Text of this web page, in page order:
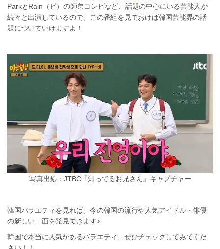
ParkとRain（ピ）の師弟コンビなど、話題の中心にいる芸能人が
続々と出演しているので、この番組を見ておけば韓国芸能界の話
題についていけますよ！
写真出処：JTBC『知ってるお兄さん』キャプチャー
韓国バラエティを見れば、今の韓国の流行や人気アイドル・俳優
の新しい一面を発見できます♪
韓国で本当に人気があるバラエティ、ぜひチェックしてみてくだ
さい！！